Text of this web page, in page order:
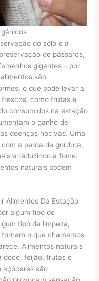
do solo e a
de pássaros,
gigantes – por
são
o que pode levar a
como frutas e
consumidos na estação
o ganho de
doenças nocivas. Uma
a perda de gordura,
e reduzindo a fome.
naturais podem
Alimentos Da Estação
algum tipo de
tipo de limpeza,
o que chamamos
Alimentos naturais
doce, feijão, frutas e
açúcares são